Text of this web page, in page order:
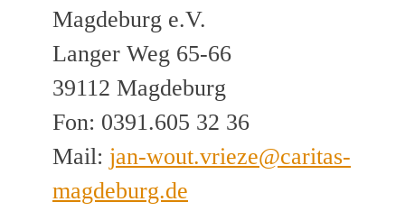
Magdeburg e.V.
Langer Weg 65-66
39112 Magdeburg
Fon: 0391.605 32 36
Mail: jan-wout.vrieze@caritas-
magdeburg.de